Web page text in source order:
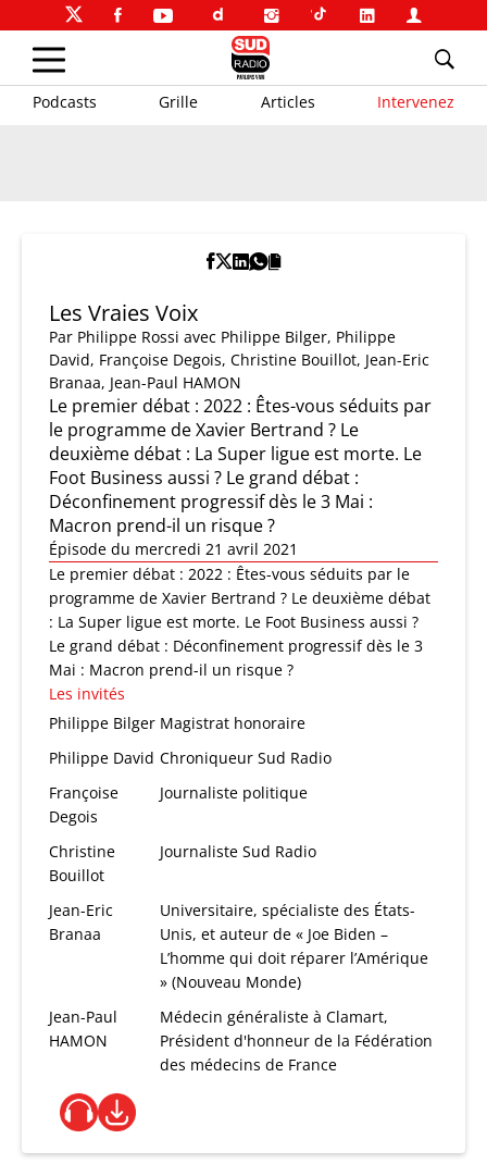
Podcasts Grille Articles Intervenez
Les Vraies Voix
Par Philippe Rossi avec Philippe Bilger, Philippe
David, Françoise Degois, Christine Bouillot, Jean-Eric
Branaa, Jean-Paul HAMON
Le premier débat : 2022 : Êtes-vous séduits par
le programme de Xavier Bertrand ? Le
deuxième débat : La Super ligue est morte. Le
Foot Business aussi ? Le grand débat :
Déconfinement progressif dès le 3 Mai :
Macron prend-il un risque ?
Épisode du mercredi 21 avril 2021
Le premier débat : 2022 : Êtes-vous séduits par le
programme de Xavier Bertrand ? Le deuxième débat
: La Super ligue est morte. Le Foot Business aussi ?
Le grand débat : Déconfinement progressif dès le 3
Mai : Macron prend-il un risque ?
Les invités
Philippe Bilger Magistrat honoraire
Philippe David Chroniqueur Sud Radio
Françoise
Degois
Journaliste politique
Christine
Bouillot
Journaliste Sud Radio
Jean-Eric
Branaa
Universitaire, spécialiste des États-
Unis, et auteur de « Joe Biden –
L’homme qui doit réparer l’Amérique
» (Nouveau Monde)
Jean-Paul
HAMON
Médecin généraliste à Clamart,
Président d'honneur de la Fédération
des médecins de France